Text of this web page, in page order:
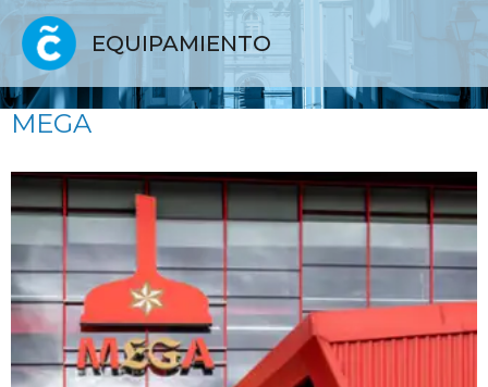
EQUIPAMIENTO
MEGA